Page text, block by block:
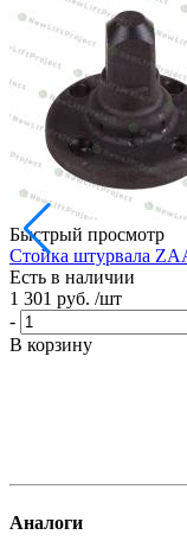
Быстрый просмотр
Стойка штурвала
Есть в наличии
1 301 руб. /шт
-
В корзину
Аналоги